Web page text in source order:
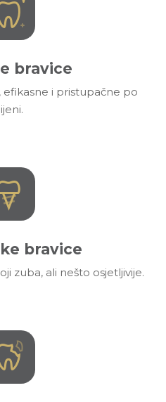
bravice
efikasne i pristupačne po
bravice
zuba, ali nešto osjetljivije.